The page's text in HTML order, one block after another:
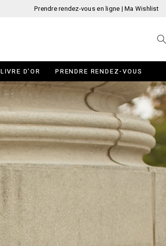
Prendre rendez-vous en ligne |Ma Wishlist
LIVRE D’OR PRENDRE RENDEZ-VOUS